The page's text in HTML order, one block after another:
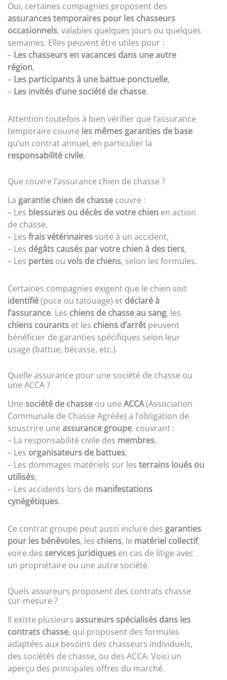
Oui, certaines compagnies proposent des
assurances temporaires pour les chasseurs
occasionnels, valables quelques jours ou quelques
semaines. Elles peuvent être utiles pour :
– Les chasseurs en vacances dans une autre
région,
– Les participants à une battue ponctuelle,
– Les invités d’une société de chasse.
Attention toutefois à bien vérifier que l’assurance
temporaire couvre les mêmes garanties de base
qu’un contrat annuel, en particulier la
responsabilité civile.
Que couvre l’assurance chien de chasse ?
La garantie chien de chasse couvre :
– Les blessures ou décès de votre chien en action
de chasse,
– Les frais vétérinaires suite à un accident,
– Les dégâts causés par votre chien à des tiers,
– Les pertes ou vols de chiens, selon les formules.
Certaines compagnies exigent que le chien soit
identifié(puce ou tatouage) et déclaré à
l’assurance. Les chiens de chasse au sang, les
chiens courants et les chiens d’arrêt peuvent
bénéficier de garanties spécifiques selon leur
usage (battue, bécasse, etc.).
Quelle assurance pour une société de chasse ou
une ACCA ?
Une société de chasse ou une ACCA(Association
Communale de Chasse Agréée) a l’obligation de
souscrire une assurance groupe, couvrant :
– La responsabilité civile des membres,
– Les organisateurs de battues,
– Les dommages matériels sur les terrains loués ou
utilisés,
– Les accidents lors de manifestations
cynégétiques.
Ce contrat groupe peut aussi inclure des garanties
pour les bénévoles, les chiens, le matériel collectif,
voire des services juridiques en cas de litige avec
un propriétaire ou une autre société.
Quels assureurs proposent des contrats chasse
sur-mesure ?
Il existe plusieurs assureurs spécialisés dans les
contrats chasse, qui proposent des formules
adaptées aux besoins des chasseurs individuels,
des sociétés de chasse, ou des ACCA. Voici un
aperçu des principales offres du marché.